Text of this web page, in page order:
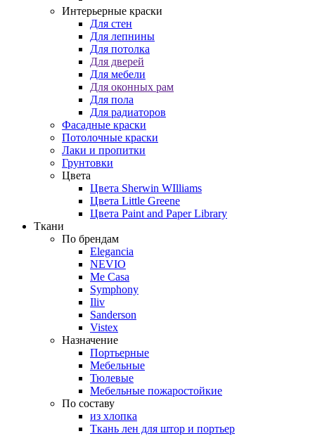
Интерьерные краски
Для стен
Для лепнины
Для потолка
Для дверей
Для мебели
Для оконных рам
Для пола
Для радиаторов
Фасадные краски
Потолочные краски
Лаки и пропитки
Грунтовки
Цвета
Цвета Sherwin WIlliams
Цвета Little Greene
Цвета Paint and Paper Library
Ткани
По брендам
Elegancia
NEVIO
Me Casa
Symphony
Iliv
Sanderson
Vistex
Назначение
Портьерные
Мебельные
Тюлевые
Мебельные пожаростойкие
По составу
из хлопка
Ткань лен для штор и портьер